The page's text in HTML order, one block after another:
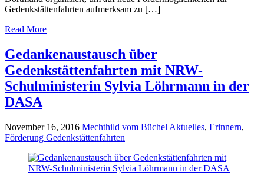
Gedenkstättenfahrten aufmerksam zu […]
Read More
Gedankenaustausch über
Gedenkstättenfahrten mit NRW-
Schulministerin Sylvia Löhrmann in der
DASA
November 16, 2016 Mechthild vom Büchel Aktuelles, Erinnern,
Förderung Gedenkstättenfahrten